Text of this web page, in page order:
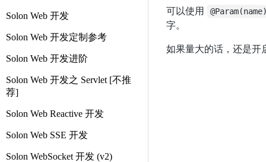
Solon Web 开发
Solon Web 开发定制参考
Solon Web 开发进阶
Solon Web 开发之 Servlet [不推
荐]
Solon Web Reactive 开发
Solon Web SSE 开发
Solon WebSocket 开发 (v2)
可以使用
字。
如果量大的话，还是开